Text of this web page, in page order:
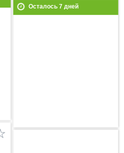
Осталось 7дней